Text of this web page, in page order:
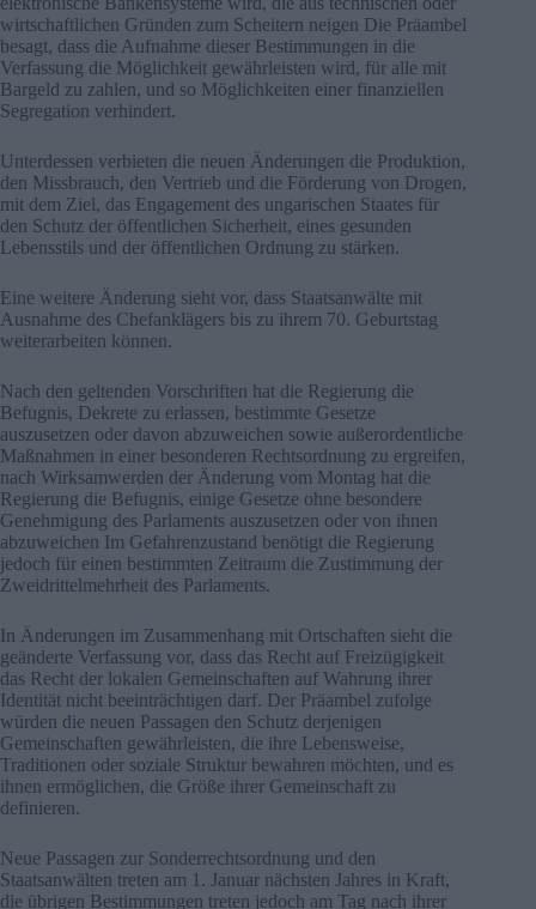
wirtschaftlichen Gründen zum Scheitern neigen Die Präambel
besagt, dass die Aufnahme dieser Bestimmungen in die
Verfassung die Möglichkeit gewährleisten wird, für alle mit
Bargeld zu zahlen, und so Möglichkeiten einer finanziellen
Segregation verhindert.
Unterdessen verbieten die neuen Änderungen die Produktion,
den Missbrauch, den Vertrieb und die Förderung von Drogen,
mit dem Ziel, das Engagement des ungarischen Staates für
den Schutz der öffentlichen Sicherheit, eines gesunden
Lebensstils und der öffentlichen Ordnung zu stärken.
Eine weitere Änderung sieht vor, dass Staatsanwälte mit
Ausnahme des Chefanklägers bis zu ihrem 70. Geburtstag
weiterarbeiten können.
Nach den geltenden Vorschriften hat die Regierung die
Befugnis, Dekrete zu erlassen, bestimmte Gesetze
auszusetzen oder davon abzuweichen sowie außerordentliche
Maßnahmen in einer besonderen Rechtsordnung zu ergreifen,
nach Wirksamwerden der Änderung vom Montag hat die
Regierung die Befugnis, einige Gesetze ohne besondere
Genehmigung des Parlaments auszusetzen oder von ihnen
abzuweichen Im Gefahrenzustand benötigt die Regierung
jedoch für einen bestimmten Zeitraum die Zustimmung der
Zweidrittelmehrheit des Parlaments.
In Änderungen im Zusammenhang mit Ortschaften sieht die
geänderte Verfassung vor, dass das Recht auf Freizügigkeit
das Recht der lokalen Gemeinschaften auf Wahrung ihrer
Identität nicht beeinträchtigen darf. Der Präambel zufolge
würden die neuen Passagen den Schutz derjenigen
Gemeinschaften gewährleisten, die ihre Lebensweise,
Traditionen oder soziale Struktur bewahren möchten, und es
ihnen ermöglichen, die Größe ihrer Gemeinschaft zu
definieren.
Neue Passagen zur Sonderrechtsordnung und den
Staatsanwälten treten am 1. Januar nächsten Jahres in Kraft,
die übrigen Bestimmungen treten jedoch am Tag nach ihrer